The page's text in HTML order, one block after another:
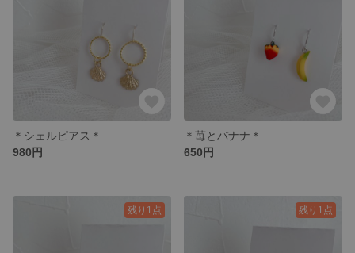
＊シェルピアス＊
980円
＊苺とバナナ＊
650円
残り1点 残り1点